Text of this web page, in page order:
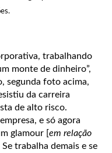
trabalhando
monte de dinheiro”,
segunda foto acima,
da carreira
de alto risco.
e só agora
glamour [em relação
trabalha demais e se